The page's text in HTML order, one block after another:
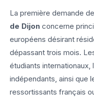
La première demande
de Dijon concerne
européens désirant
dépassant trois mois.
étudiants internationaux,
indépendants, ainsi que
ressortissants français